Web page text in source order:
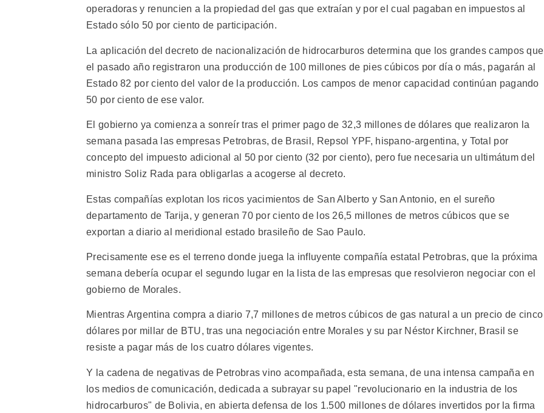
operadoras y renuncien a la propiedad del gas que extraían y por el cual pagaban en impuestos al
Estado sólo 50 por ciento de participación.
La aplicación del decreto de nacionalización de hidrocarburos determina que los grandes campos que
el pasado año registraron una producción de 100 millones de pies cúbicos por día o más, pagarán al
Estado 82 por ciento del valor de la producción. Los campos de menor capacidad continúan pagando
50 por ciento de ese valor.
El gobierno ya comienza a sonreír tras el primer pago de 32,3 millones de dólares que realizaron la
semana pasada las empresas Petrobras, de Brasil, Repsol YPF, hispano-argentina, y Total por
concepto del impuesto adicional al 50 por ciento (32 por ciento), pero fue necesaria un ultimátum del
ministro Soliz Rada para obligarlas a acogerse al decreto.
Estas compañías explotan los ricos yacimientos de San Alberto y San Antonio, en el sureño
departamento de Tarija, y generan 70 por ciento de los 26,5 millones de metros cúbicos que se
exportan a diario al meridional estado brasileño de Sao Paulo.
Precisamente ese es el terreno donde juega la influyente compañía estatal Petrobras, que la próxima
semana debería ocupar el segundo lugar en la lista de las empresas que resolvieron negociar con el
gobierno de Morales.
Mientras Argentina compra a diario 7,7 millones de metros cúbicos de gas natural a un precio de cinco
dólares por millar de BTU, tras una negociación entre Morales y su par Néstor Kirchner, Brasil se
resiste a pagar más de los cuatro dólares vigentes.
Y la cadena de negativas de Petrobras vino acompañada, esta semana, de una intensa campaña en
los medios de comunicación, dedicada a subrayar su papel "revolucionario en la industria de los
hidrocarburos" de Bolivia, en abierta defensa de los 1.500 millones de dólares invertidos por la firma